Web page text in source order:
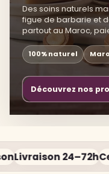
Des soins naturels
figue de barbarie et
partout au Maroc,
100% naturel
Découvrez nos
24–72h